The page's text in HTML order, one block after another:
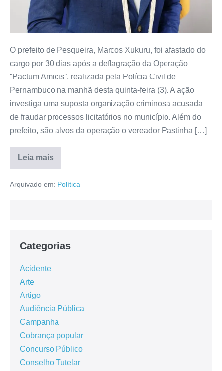
O prefeito de Pesqueira, Marcos Xukuru, foi afastado do
cargo por 30 dias após a deflagração da Operação
“Pactum Amicis”, realizada pela Polícia Civil de
Pernambuco na manhã desta quinta-feira (3). A ação
investiga uma suposta organização criminosa acusada
de fraudar processos licitatórios no município. Além do
prefeito, são alvos da operação o vereador Pastinha […]
Leia mais
Arquivado em: Política
Categorias
Acidente
Arte
Artigo
Audiência Pública
Campanha
Cobrança popular
Concurso Público
Conselho Tutelar